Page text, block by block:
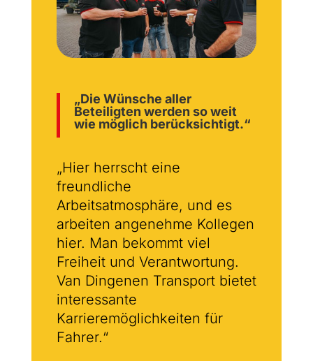
„Die Wünsche aller
Beteiligten werden so weit
wie möglich berücksichtigt.“
„Hier herrscht eine
freundliche
Arbeitsatmosphäre, und es
arbeiten angenehme Kollegen
hier. Man bekommt viel
Freiheit und Verantwortung.
Van Dingenen Transport bietet
interessante
Karrieremöglichkeiten für
Fahrer.“